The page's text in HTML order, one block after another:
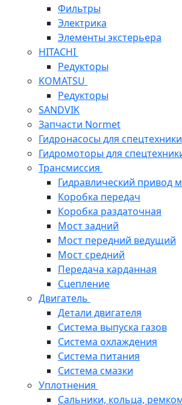
Фильтры
Электрика
Элементы экстерьера
HITACHI
Редукторы
KOMATSU
Редукторы
SANDVIK
Запчасти Normet
Гидронасосы для спецтехники
Гидромоторы для
Трансмиссия
Гидравлический привод
Коробка передач
Коробка раздаточная
Мост задний
Мост передний ведущий
Мост средний
Передача карданная
Сцепление
Двигатель
Детали двигателя
Система выпуска газов
Система охлаждения
Система питания
Система смазки
Уплотнения
Сальники, кольца,